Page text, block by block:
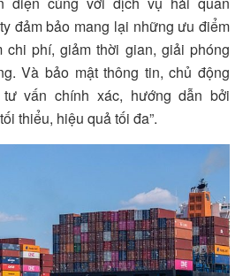
đảm bảo mang lại những ưu điểm
phí, giảm thời gian, giải phóng
Và bảo mật thông tin, chủ động
vấn chính xác, hướng dẫn bởi
thiểu, hiệu quả tối đa”.